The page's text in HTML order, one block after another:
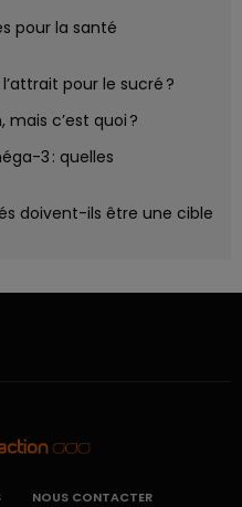
pour la santé
pour le sucré ?
mais c’est quoi ?
3 : quelles
doivent-ils être une cible
NOUS CONTACTER